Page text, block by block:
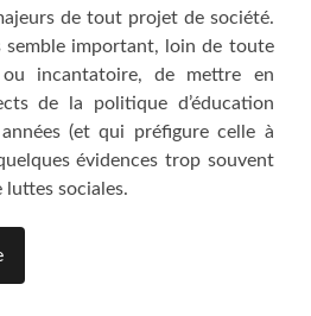
de tout projet de société.
semble important, loin de toute
ou incantatoire, de mettre en
de la politique d’éducation
(et qui préfigure celle à
évidences trop souvent
luttes sociales.